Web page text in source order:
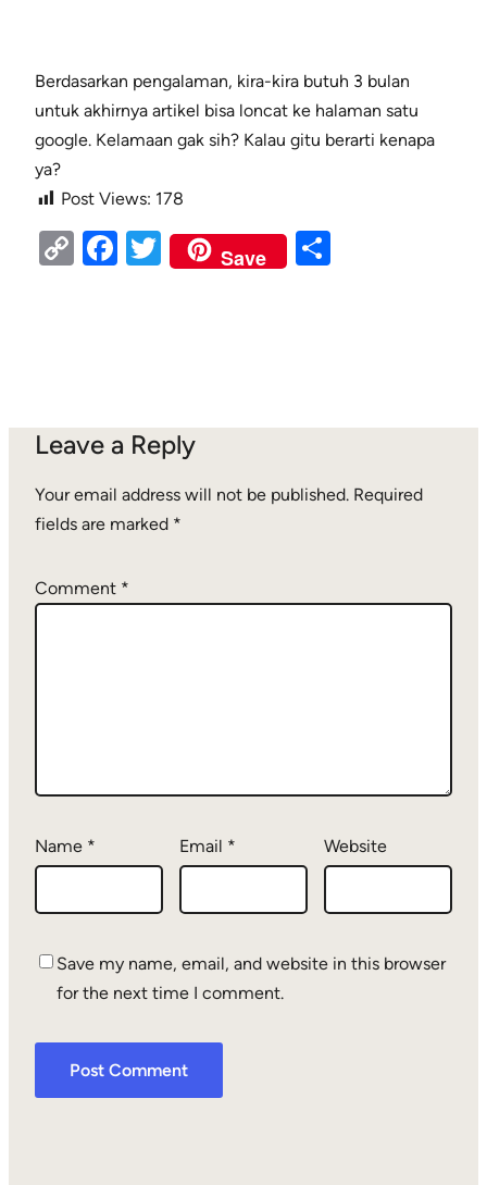
Berdasarkan pengalaman, kira-kira butuh 3 bulan
untuk akhirnya artikel bisa loncat ke halaman satu
google. Kelamaan gak sih? Kalau gitu berarti kenapa
ya?
Post Views: 178
CopyFacebook
Twitter
Save
Leave a Reply
Your email address will not be published. Required
fields are marked *
Comment *
Name * Email * Website
Save my name, email, and website in this browser
for the next time I comment.